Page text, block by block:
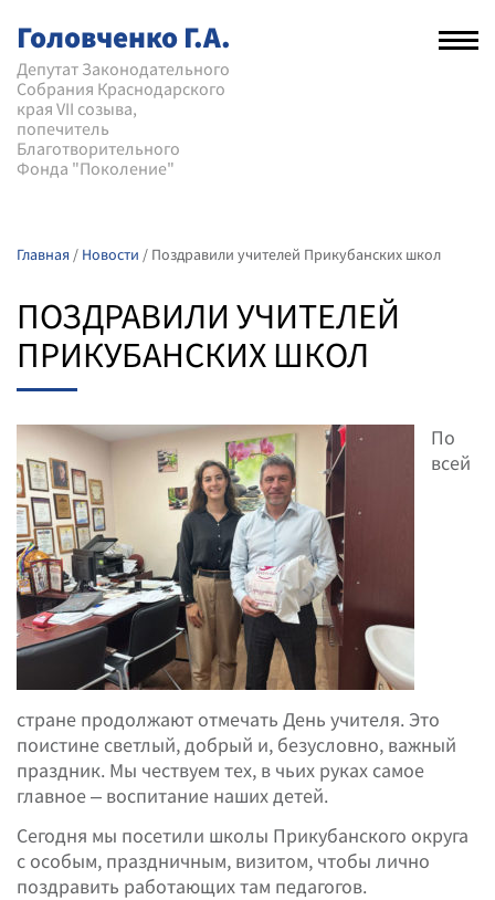
Головченко Г.А.
Депутат Законодательного
Собрания Краснодарского
края VII созыва,
попечитель
Благотворительного
Фонда "Поколение"
Главная / Новости / Поздравили учителей Прикубанских школ
ПОЗДРАВИЛИ УЧИТЕЛЕЙ
ПРИКУБАНСКИХ ШКОЛ
По
всей
стране продолжают отмечать День учителя. Это
поистине светлый, добрый и, безусловно, важный
праздник. Мы чествуем тех, в чьих руках самое
главное – воспитание наших детей.
Сегодня мы посетили школы Прикубанского округа
с особым, праздничным, визитом, чтобы лично
поздравить работающих там педагогов.